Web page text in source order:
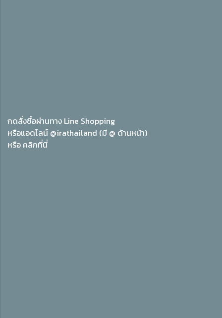
กดสั่งซื้อผ่านทาง Line Shopping
หรือแอดไลน์ @irathailand (มี @ ด้านหน้า)
หรือ คลิกที่นี่